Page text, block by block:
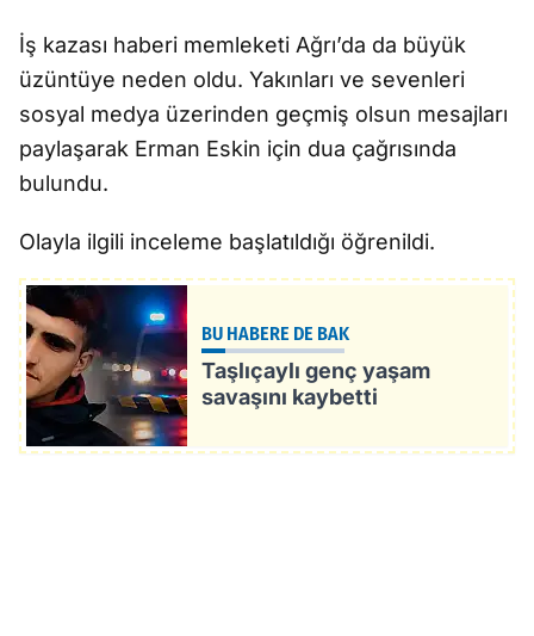
İş kazası haberi memleketi Ağrı’da da büyük
üzüntüye neden oldu. Yakınları ve sevenleri
sosyal medya üzerinden geçmiş olsun mesajları
paylaşarak Erman Eskin için dua çağrısında
bulundu.
Olayla ilgili inceleme başlatıldığı öğrenildi.
BU HABERE DE BAK
Taşlıçaylı genç yaşam
savaşını kaybetti